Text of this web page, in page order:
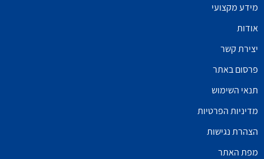
מידע מקצועי
אודות
יצירת קשר
פרסום באתר
תנאי השימוש
מדיניות הפרטיות
הצהרת נגישות
מפת האתר